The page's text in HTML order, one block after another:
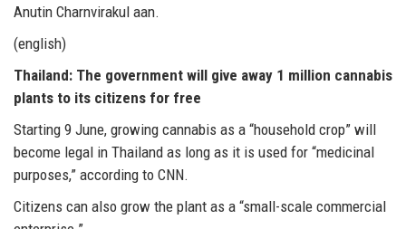
Anutin Charnvirakul aan.
(english)
Thailand: The government will give away 1 million cannabis
plants to its citizens for free
Starting 9 June, growing cannabis as a “household crop” will
become legal in Thailand as long as it is used for “medicinal
purposes,” according to CNN.
Citizens can also grow the plant as a “small-scale commercial